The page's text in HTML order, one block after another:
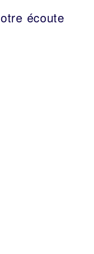
écoute